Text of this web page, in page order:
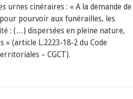
urnes cinéraires : « A la demande de
pourvoir aux funérailles, les
: (…) dispersées en pleine nature,
» (article L.2223-18-2 du Code
– CGCT).